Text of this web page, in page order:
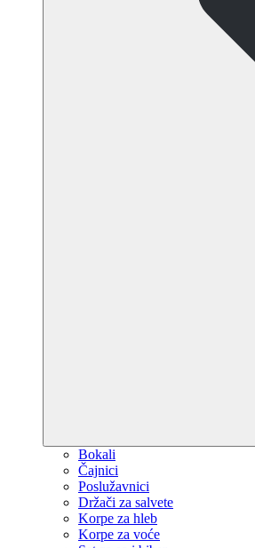
Bokali
Čajnici
Poslužavnici
Držači za salvete
Korpe za hleb
Korpe za voće